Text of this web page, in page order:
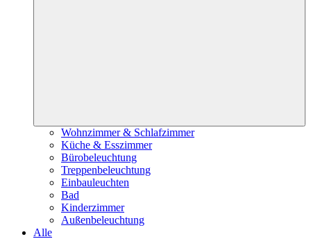
Wohnzimmer & Schlafzimmer
Küche & Esszimmer
Bürobeleuchtung
Treppenbeleuchtung
Einbauleuchten
Bad
Kinderzimmer
Außenbeleuchtung
Alle